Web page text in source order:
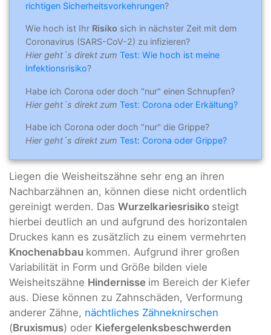
richtigen Sicherheitsvorkehrungen?
Wie hoch ist Ihr Risiko sich in nächster Zeit mit dem
Coronavirus (SARS-CoV-2) zu infizieren?
Hier geht´s direkt zum Test: Wie hoch ist meine
Infektionsrisiko?
Habe ich Corona oder doch "nur" einen Schnupfen?
Hier geht´s direkt zum Test: Corona oder Erkältung?
Habe ich Corona oder doch "nur" die Grippe?
Hier geht´s direkt zum Test: Corona oder Grippe?
Liegen die Weisheitszähne sehr eng an ihren
Nachbarzähnen an, können diese nicht ordentlich
gereinigt werden. Das Wurzelkariesrisiko steigt
hierbei deutlich an und aufgrund des horizontalen
Druckes kann es zusätzlich zu einem vermehrten
Knochenabbau kommen. Aufgrund ihrer großen
Variabilität in Form und Größe bilden viele
Weisheitszähne Hindernisse im Bereich der Kiefer
aus. Diese können zu Zahnschäden, Verformung
anderer Zähne, nächtliches Zähneknirschen
(Bruxismus) oder Kiefergelenksbeschwerden